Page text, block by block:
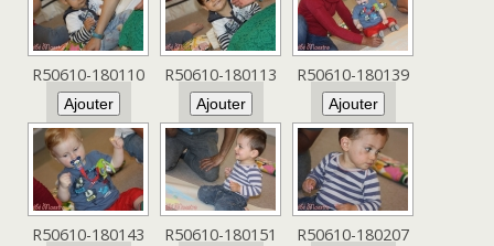
R50610-180110 R50610-180113 R50610-180139
R50610-180143 R50610-180151 R50610-180207